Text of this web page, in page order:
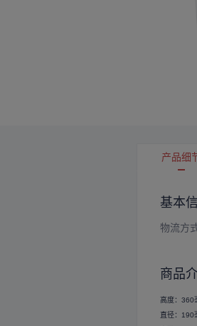
产品细
基本
物流方
商品
高度：360
直径：190